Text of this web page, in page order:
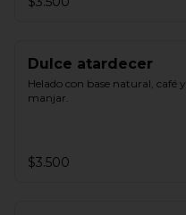
Dulce atardecer
Helado con base natural, café y
manjar.
$3.500